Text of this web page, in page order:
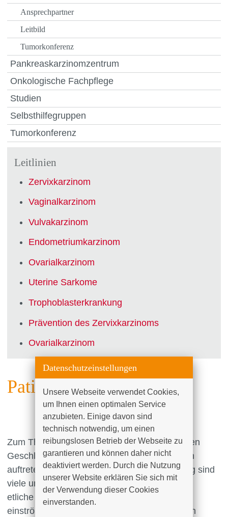
Ansprechpartner
Leitbild
Tumorkonferenz
Pankreaskarzinomzentrum
Onkologische Fachpflege
Studien
Selbsthilfegruppen
Tumorkonferenz
Leitlinien
Zervixkarzinom
Vaginalkarzinom
Vulvakarzinom
Endometriumkarzinom
Ovarialkarzinom
Uterine Sarkome
Trophoblasterkrankung
Prävention des Zervixkarzinoms
Ovarialkarzinom
Patienteninformationen
Zum Thema Krebserkrankungen der weiblichen
Geschlechtsorgane können zahlreiche Fragen
auftreten. Zum Zeitpunkt der Diagnosestellung sind
viele unserer Patientinnen überfordert, da nun
etliche Fragen und Informationen auf Sie
einströmen, deren Umfang erst nach und nach
Datenschutzeinstellungen
Unsere Webseite verwendet Cookies,
um Ihnen einen optimalen Service
anzubieten. Einige davon sind
technisch notwendig, um einen
reibungslosen Betrieb der Webseite zu
garantieren und können daher nicht
deaktiviert werden. Durch die Nutzung
unserer Website erklären Sie sich mit
der Verwendung dieser Cookies
einverstanden.